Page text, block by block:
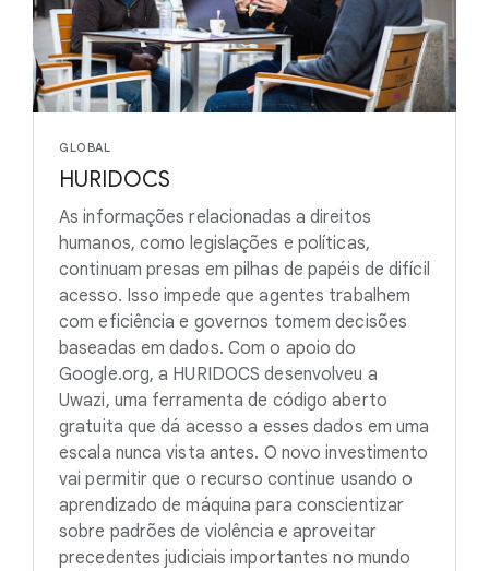
GLOBAL
HURIDOCS
As informações relacionadas a direitos
humanos, como legislações e políticas,
continuam presas em pilhas de papéis de difícil
acesso. Isso impede que agentes trabalhem
com eficiência e governos tomem decisões
baseadas em dados. Com o apoio do
Google.org, a HURIDOCS desenvolveu a
Uwazi, uma ferramenta de código aberto
gratuita que dá acesso a esses dados em uma
escala nunca vista antes. O novo investimento
vai permitir que o recurso continue usando o
aprendizado de máquina para conscientizar
sobre padrões de violência e aproveitar
precedentes judiciais importantes no mundo